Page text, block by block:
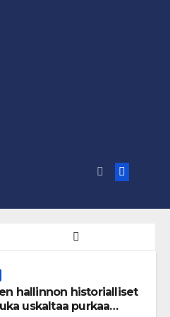
hallinnon historialliset
uskaltaa purkaa